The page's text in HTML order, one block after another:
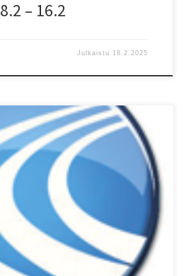
– 16.2
Julkaistu 18.2.2025
tarjolla 18.3.2025 kello 17:00
Ilmoittautuminen: Maarit
Tervetuloa!